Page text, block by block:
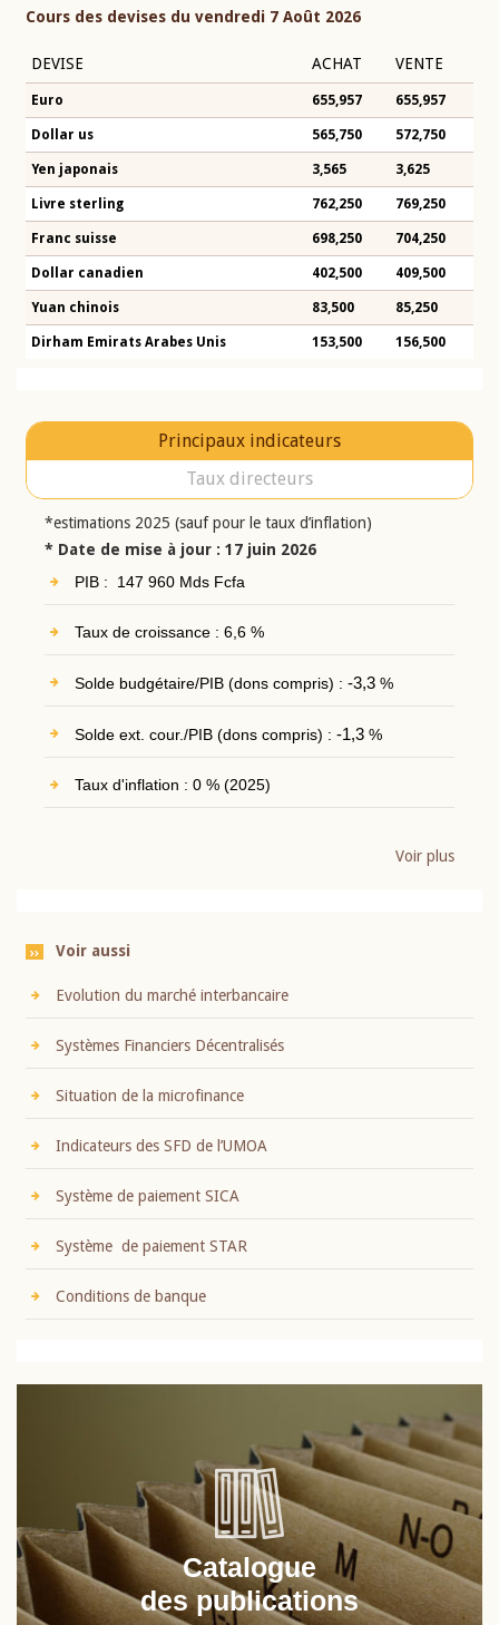
Cours des devises du vendredi 7 Août 2026
DEVISE ACHAT VENTE
Euro 655,957 655,957
Dollar us 565,750 572,750
Yen japonais 3,565 3,625
Livre sterling 762,250 769,250
Franc suisse 698,250 704,250
Dollar canadien 402,500 409,500
Yuan chinois 83,500 85,250
Dirham Emirats Arabes Unis 153,500 156,500
Principaux indicateurs
Taux directeurs
*estimations 2025 (sauf pour le taux d’inflation)
* Date de mise à jour : 17 juin 2026
PIB : 147 960 Mds Fcfa
Taux de croissance : 6,6 %
Solde budgétaire/PIB (dons compris) : -3,3%
Solde ext. cour./PIB (dons compris) : -1,3%
Taux d'inflation : 0 % (2025)
Voir plus
Voir aussi
Evolution du marché interbancaire
Systèmes Financiers Décentralisés
Situation de la microfinance
Indicateurs des SFD de l’UMOA
Système de paiement SICA
Système de paiement STAR
Conditions de banque
Catalogue
des publications